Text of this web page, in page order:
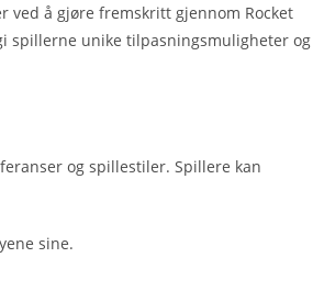
ved å gjøre fremskritt gjennom Rocket
spillerne unike tilpasningsmuligheter og
og spillestiler. Spillere kan
sine.